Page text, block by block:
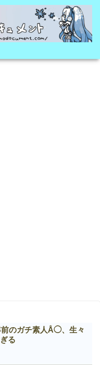
前のガチ素人Å◯、生々
る